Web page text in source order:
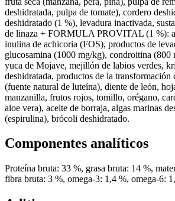
deshidratada, pulpa de tomate), cordero
deshidratado (1 %), levadura inactivada,
de linaza + FORMULA PROVITAL (1 %):
inulina de achicoria (FOS), productos de
glucosamina (1000 mg/kg), condroitina (800
yuca de Mojave, mejillón de labios verdes,
deshidratada, productos de la transformación
(fuente natural de luteína), diente de león,
manzanilla, frutos rojos, tomillo, orégano,
aloe vera), aceite de borraja, algas marinas
(espirulina), brócoli deshidratado.
Componentes analíticos
Proteína bruta: 33 %, grasa bruta: 14 %,
fibra bruta: 3 %, omega-3: 1,4 %, omega-6: